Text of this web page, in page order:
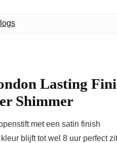
Lasting
Shimmer
met een satin finish
blijft tot wel 8 uur perfect